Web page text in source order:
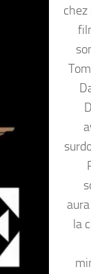
chez
la